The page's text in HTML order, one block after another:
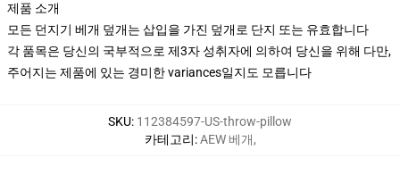
제품 소개
모든 던지기 베개 덮개는 삽입을 가진 덮개로 단지 또는 유효합니다
각 품목은 당신의 국부적으로 제3자 성취자에 의하여 당신을 위해 다만,
주어지는 제품에 있는 경미한 variances일지도 모릅니다
SKU: 112384597-US-throw-pillow
카테고리:AEW 베개,